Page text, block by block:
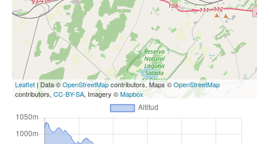
Leaflet | Data ©OpenStreetMapcontributors, Maps ©OpenStreetMap
contributors, CC-BY-SA, Imagery ©Mapbox